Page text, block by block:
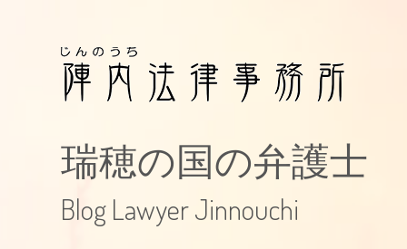
瑞穂の国の弁護士
Blog Lawyer Jinnouchi